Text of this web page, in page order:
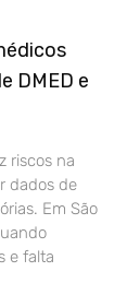
DMED e
riscos na
dados de
Em São
e falta